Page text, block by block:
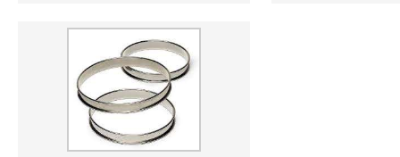
Fabrication française
Dimensions de 24X24XX2.7 cm
Pour le nettoyage, ne pas utiliser
de produits corrosifs tels que
eau de javel, détergent.
Bien sécher après lavage
Ne passe pas au micro-onde